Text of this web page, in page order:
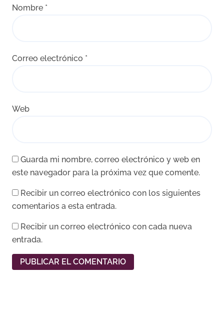
Nombre *
Correo electrónico *
Web
Guarda mi nombre, correo electrónico y web en
este navegador para la próxima vez que comente.
Recibir un correo electrónico con los siguientes
comentarios a esta entrada.
Recibir un correo electrónico con cada nueva
entrada.